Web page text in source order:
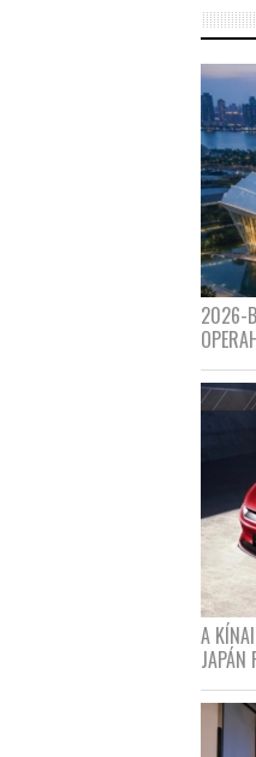
2026-
A
JAPÁN